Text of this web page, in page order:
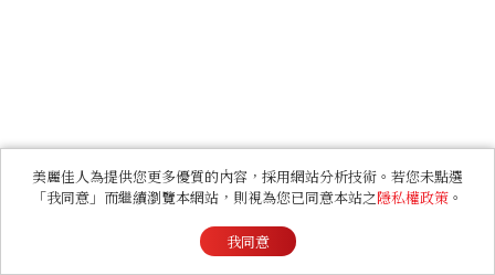
美麗佳人為提供您更多優質的內容，採用網站分析技術。若您未點選
「我同意」而繼續瀏覽本網站，則視為您已同意本站之隱私權政策 。
我同意